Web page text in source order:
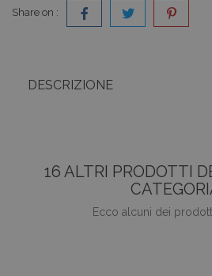
Share on :
DESCRIZIONE
16 ALTRI PRODOTTI
Ecco alcuni dei